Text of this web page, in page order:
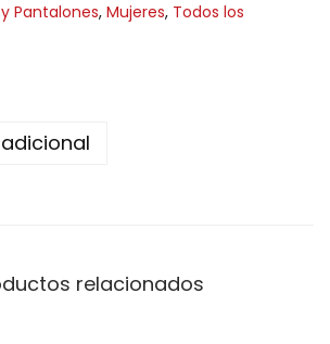
Pantalones, Mujeres, Todos los
relacionados